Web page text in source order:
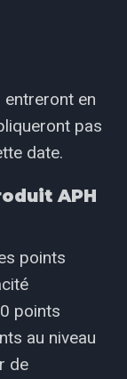
en
pas
date.
APH
points
points
au niveau
de